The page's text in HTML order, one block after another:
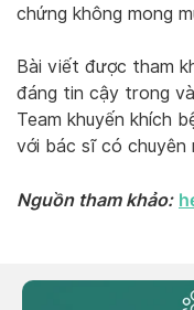
chứng không mong
Bài viết được tham
đáng tin cậy trong
Team khuyến khích
với bác sĩ có chuyên
Nguồn tham khảo: